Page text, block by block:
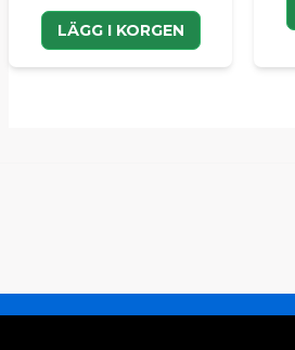
LÄGG I KORGEN